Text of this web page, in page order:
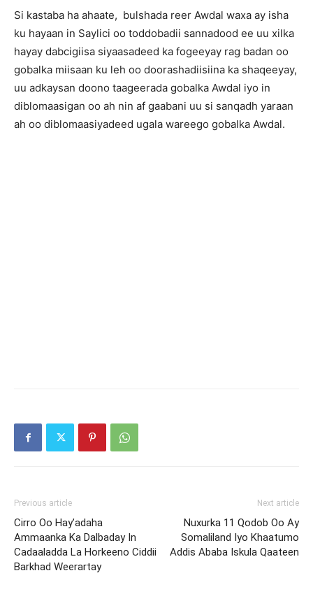
Si kastaba ha ahaate, bulshada reer Awdal waxa ay isha
ku hayaan in Saylici oo toddobadii sannadood ee uu xilka
hayay dabcigiisa siyaasadeed ka fogeeyay rag badan oo
gobalka miisaan ku leh oo doorashadiisiina ka shaqeeyay,
uu adkaysan doono taageerada gobalka Awdal iyo in
diblomaasigan oo ah nin af gaabani uu si sanqadh yaraan
ah oo diblomaasiyadeed ugala wareego gobalka Awdal.
Previous article
Cirro Oo Hay’adaha
Ammaanka Ka Dalbaday In
Cadaaladda La Horkeeno Ciddii
Barkhad Weerartay
Next article
Nuxurka 11 Qodob Oo Ay
Somaliland Iyo Khaatumo
Addis Ababa Iskula Qaateen